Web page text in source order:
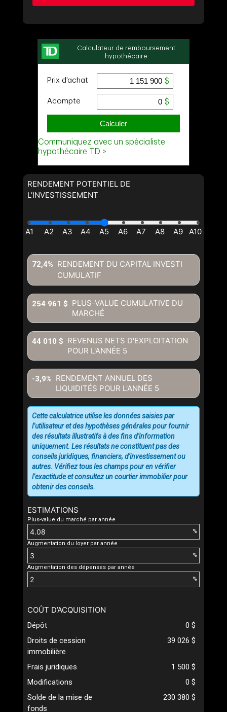
RENDEMENT POTENTIEL DE
L'INVESTISSEMENT
RENDEMENT DU CAPITAL INVESTI
CUMULATIF
72,4%
PLUS-VALUE CUMULATIVE DU
MARCHÉ
254 961 $
REVENUS NETS D'EXPLOITATION
POUR L'ANNÉE 5
44 010 $
RENDEMENT ANNUEL DES
LIQUIDITÉS POUR L'ANNÉE 5
-3,9%
ESTIMATIONS
Plus-value du marché par année
%
Augmentation du loyer par année
%
Augmentation des dépenses par année
%
Cette calculatrice utilise les données saisies par
l’utilisateur et des hypothèses générales pour fournir
des résultats illustratifs à des fins d'information
uniquement. Les résultats ne constituent pas des
conseils juridiques, financiers, d'investissement ou
autres. Vérifiez tous les champs pour en vérifier
l’exactitude et consultez un courtier immobilier pour
obtenir des conseils.
COÛT D’ACQUISITION
Dépôt
0 $
Droits de cession
immobilière
39 026 $
Frais juridiques
1 500 $
Modifications
0 $
Solde de la mise de
fonds
230 380 $